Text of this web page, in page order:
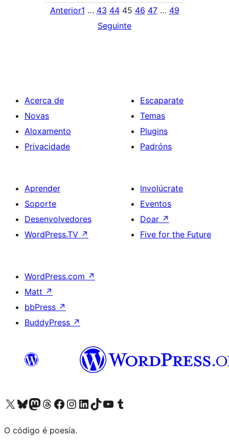
Anterior1 … 43 44 45 46 47 … 49
Seguinte
Acerca de
Novas
Aloxamento
Privacidade
Escaparate
Temas
Plugins
Padróns
Aprender
Soporte
Desenvolvedores
WordPress.TV ↗
Involúcrate
Eventos
Doar ↗
Five for the Future
WordPress.com ↗
Matt ↗
bbPress ↗
BuddyPress ↗
Visita la cuenta de X (anteriormente Twitter)
Visita a nosa conta de Bluesky
Visita a nosa conta de Mastodon
Visita a nosa conta de Threads
Visita a nosa páxina de Facebook
Visita a nosa conta de Instagram
Visita a nosa conta de LinkedIn
Visita a nosa conta de TikTok
Visita a nosa canle de YouTube
Visita a nosa conta de Tumblr
O código é poesía.